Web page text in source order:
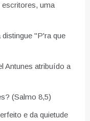
escritores, uma
"P'ra que
Antunes atribuído a
(Salmo 8,5)
e da quietude